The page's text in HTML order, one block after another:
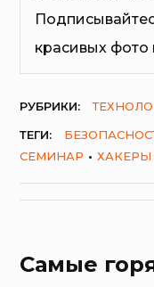
красивых фото
РУБРИКИ:
ТЕГИ:
СЕМИНАР
ХАКЕРЫ
Самые